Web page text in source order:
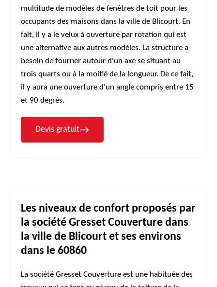
multitude de modèles de fenêtres de toit pour les
occupants des maisons dans la ville de Blicourt. En
fait, il y a le velux à ouverture par rotation qui est
une alternative aux autres modèles. La structure a
besoin de tourner autour d'un axe se situant au
trois quarts ou à la moitié de la longueur. De ce fait,
il y aura une ouverture d'un angle compris entre 15
et 90 degrés.
Devis gratuit
Les niveaux de confort proposés par
la société Gresset Couverture dans
la ville de Blicourt et ses environs
dans le 60860
La société Gresset Couverture est une habituée des